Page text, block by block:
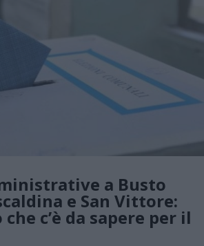
a Busto
e San Vittore:
c’è da sapere per il